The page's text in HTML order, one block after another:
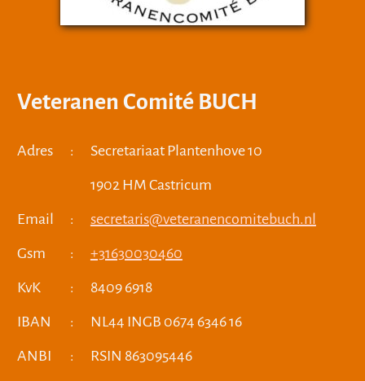
Veteranen Comité BUCH
Adres : Secretariaat Plantenhove 10
1902 HM Castricum
Email : secretaris@veteranencomitebuch.nl
Gsm : +31630030460
KvK : 8409 6918
IBAN : NL44 INGB 0674 6346 16
ANBI : RSIN 863095446